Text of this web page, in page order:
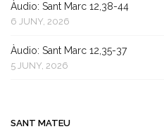
Àudio: Sant Marc 12,38-44
6 JUNY, 2026
Àudio: Sant Marc 12,35-37
5 JUNY, 2026
SANT MATEU